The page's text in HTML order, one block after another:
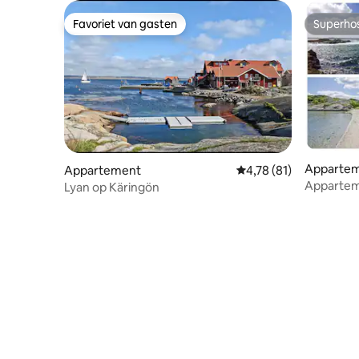
Favoriet van gasten
Favoriet van gasten
Appartement Gemiddelde
4,78 (81)
Lyan op Käringön